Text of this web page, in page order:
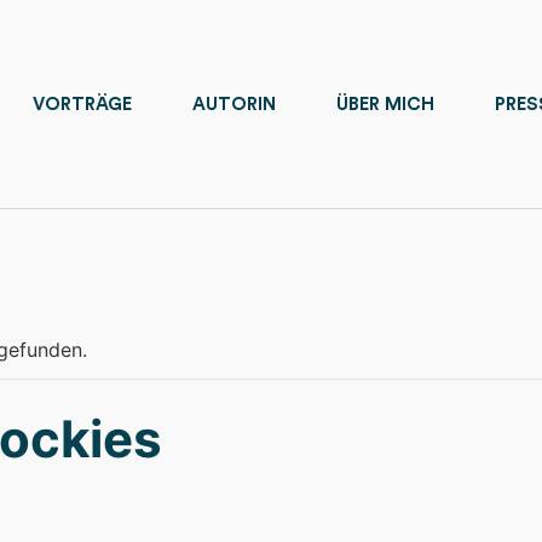
VORTRÄGE AUTORIN ÜBER MICH